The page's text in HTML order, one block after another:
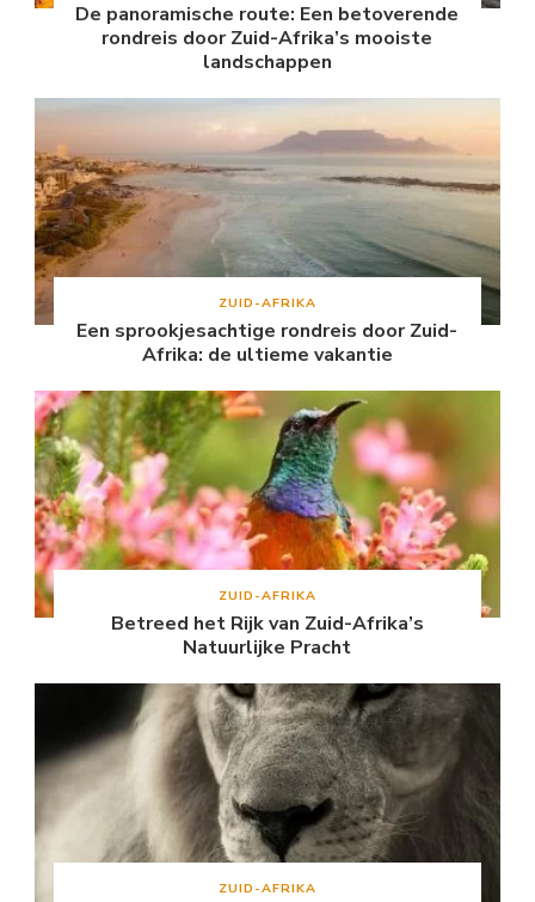
De panoramische route: Een betoverende
rondreis door Zuid-Afrika’s mooiste
landschappen
ZUID-AFRIKA
Een sprookjesachtige rondreis door Zuid-
Afrika: de ultieme vakantie
ZUID-AFRIKA
Betreed het Rijk van Zuid-Afrika’s
Natuurlijke Pracht
ZUID-AFRIKA